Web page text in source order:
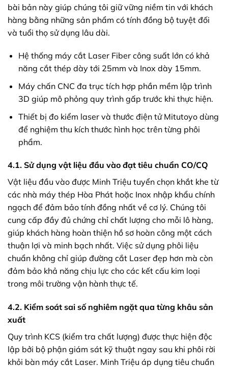
bài bản này giúp chúng tôi giữ vững niềm tin với khách
hàng bằng những sản phẩm có tính đồng bộ tuyệt đối
và tuổi thọ sử dụng lâu dài.
Hệ thống máy cắt Laser Fiber công suất lớn có khả
năng cắt thép dày tới 25mm và Inox dày 15mm.
Máy chấn CNC đa trục tích hợp phần mềm lập trình
3D giúp mô phỏng quy trình gấp trước khi thực hiện.
Thiết bị đo kiểm laser và thước điện tử Mitutoyo dùng
để nghiệm thu kích thước hình học trên từng phôi
phẩm.
4.1. Sử dụng vật liệu đầu vào đạt tiêu chuẩn CO/CQ
Vật liệu đầu vào được Minh Triệu tuyển chọn khắt khe từ
các nhà máy thép Hòa Phát hoặc Inox nhập khẩu chính
ngạch để đảm bảo tính đồng nhất về cơ lý. Chúng tôi
cung cấp đầy đủ chứng chỉ chất lượng cho mỗi lô hàng,
giúp khách hàng hoàn thiện hồ sơ hoàn công một cách
thuận lợi và minh bạch nhất. Việc sử dụng phôi liệu
chuẩn không chỉ giúp đường cắt Laser đẹp hơn mà còn
đảm bảo khả năng chịu lực cho các kết cấu kim loại
trong môi trường vận hành thực tế.
4.2. Kiểm soát sai số nghiêm ngặt qua từng khâu sản
xuất
Quy trình KCS (kiểm tra chất lượng) được thực hiện độc
lập bởi bộ phận giám sát kỹ thuật ngay sau khi phôi rời
khỏi bàn máy cắt Laser. Minh Triệu áp dụng tiêu chuẩn